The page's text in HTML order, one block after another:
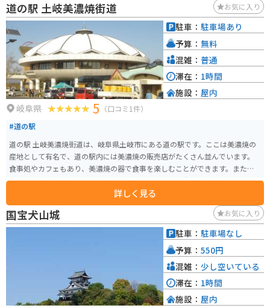
道の駅 土岐美濃焼街道 お気に入り
岐阜県 5 （口コミ1件）
#道の駅
道の駅 土岐美濃焼街道は、岐阜県土岐市にある道の駅です。ここは美濃焼の
産地として有名で、道の駅内には美濃焼の販売店がたくさん並んでいます。
食事処やカフェもあり、美濃焼の器で食事を楽しむことができます。また、
周辺には美濃焼の窯元や工房が数多く点在しており、陶芸体験ができる施設
ので安心です。周辺の道路は走りやすく、ツーリングにもおすすめです。 土
岐市は美濃焼の他にも、栗や柿などの特産品があります。道の駅でも販売さ
れていることが多いので、お土産にいかがでしょうか。道の駅 土岐美濃焼街
道は、美濃焼の魅力を満喫できるスポットです。
詳しく見る
駐車： 駐車場あり
予算： 無料
混雑： 普通
滞在： 1時間
施設： 屋内
国宝犬山城 お気に入り
駐車： 駐車場なし
予算： 550円
混雑： 少し空いている
滞在： 1時間
施設： 屋内